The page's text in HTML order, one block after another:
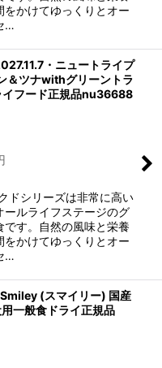
かけてゆっくりとオー
…
・ニュートライプ
＆ツナwithグリーントラ
イフード正規品nu36688
ドシリーズは非常に高い
ルライフステージのグ
です。自然の風味と栄養
かけてゆっくりとオー
…
(スマイリー) 国産
一般食ドライ正規品